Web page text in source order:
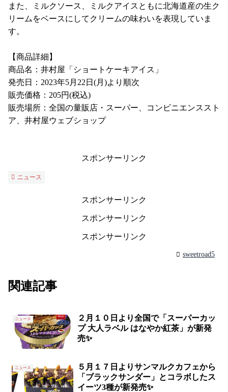
また、ミルクソース、ミルクアイスともに北海道産の生ク
リームをベースにしてクリームの味わいを表現していま
す。
【商品詳細】
商品名：井村屋「ショートケーキアイス」
発売日：2023年5月22日(月)より順次
販売価格：205円(税込)
販売場所：全国の量販店・スーパー、コンビニエンススト
ア、井村屋ウェブショップ
スポンサーリンク
ニュース
スポンサーリンク
スポンサーリンク
スポンサーリンク
sweetroad5
関連記事
ニュース
２月１０日より全国で「スーパーカッ
プ 大人ラベル はなやか紅茶」が新発
売✨
ニュース
５月１７日よりサンマルクカフェから
「ブラックサンダー」とコラボしたス
イーツ3種が新発売✨